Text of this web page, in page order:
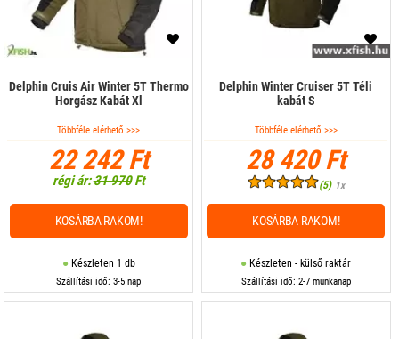
Delphin Cruis Air Winter 5T Thermo
Horgász Kabát Xl
Többféle elérhető >>>
22 242 Ft
régi ár:31 970Ft
Készleten 1 db
Szállítási idő: 3-5 nap
KOSÁRBA RAKOM!
Delphin Winter Cruiser 5T Téli
kabát S
Többféle elérhető >>>
28 420 Ft
(5) 1x
Készleten - külső raktár
Szállítási idő: 2-7 munkanap
KOSÁRBA RAKOM!